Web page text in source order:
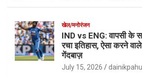
खेल/मनोरंजन
IND vs ENG: वापसी के
रचा इतिहास, ऐसा करने
गेंदबाज़
July 15, 2026